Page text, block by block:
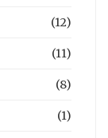
(12)
(11)
(8)
(1)